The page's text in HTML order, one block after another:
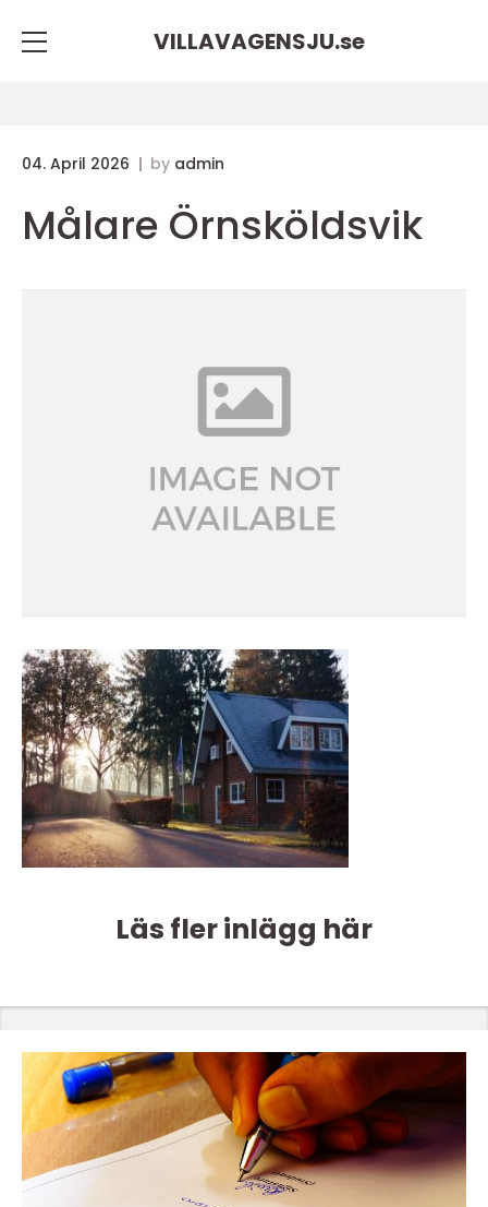
VILLAVAGENSJU.se
04. April 2026 by admin
Målare Örnsköldsvik
Läs fler inlägg här